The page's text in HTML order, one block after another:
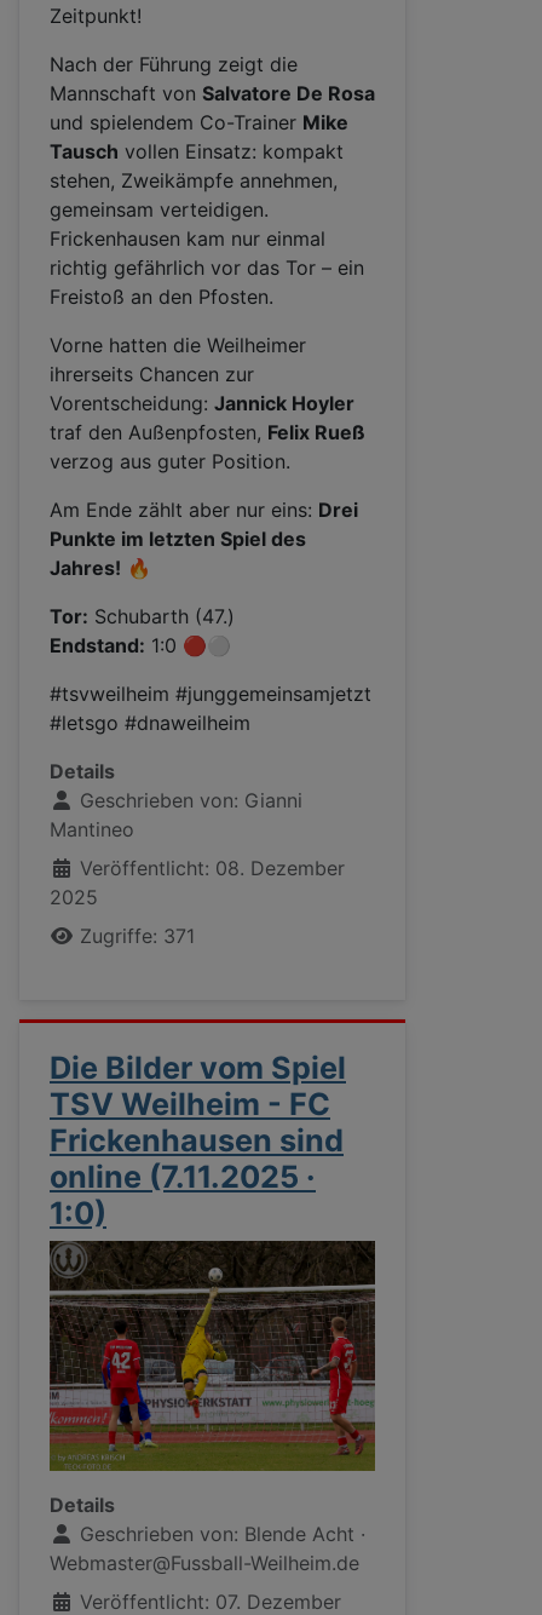
Zeitpunkt!
Nach der Führung zeigt die
Mannschaft von Salvatore De Rosa
und spielendem Co-Trainer Mike
Tausch vollen Einsatz: kompakt
stehen, Zweikämpfe annehmen,
gemeinsam verteidigen.
Frickenhausen kam nur einmal
richtig gefährlich vor das Tor – ein
Freistoß an den Pfosten.
Vorne hatten die Weilheimer
ihrerseits Chancen zur
Vorentscheidung: Jannick Hoyler
traf den Außenpfosten, Felix Rueß
verzog aus guter Position.
Am Ende zählt aber nur eins: Drei
Punkte im letzten Spiel des
Jahres! 🔥
Tor: Schubarth (47.)
Endstand: 1:0 🔴⚪
#tsvweilheim #junggemeinsamjetzt
#letsgo #dnaweilheim
Details
Geschrieben von: Gianni
Mantineo
Veröffentlicht: 08. Dezember
2025
Zugriffe: 371
Die Bilder vom Spiel
TSV Weilheim - FC
Frickenhausen sind
online (7.11.2025 ·
1:0)
Details
Geschrieben von: Blende Acht ·
Webmaster@Fussball-Weilheim.de
Veröffentlicht: 07. Dezember